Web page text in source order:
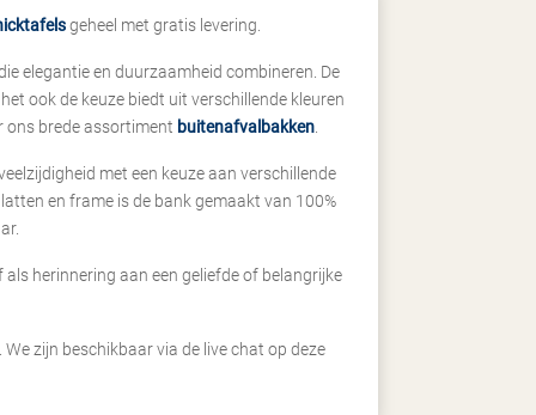
geheel met gratis levering.
elegantie en duurzaamheid combineren. De
ook de keuze biedt uit verschillende kleuren
ons brede assortiment buitenafvalbakken.
met een keuze aan verschillende
en frame is de bank gemaakt van 100%
herinnering aan een geliefde of belangrijke
. We zijn beschikbaar via de live chat op deze